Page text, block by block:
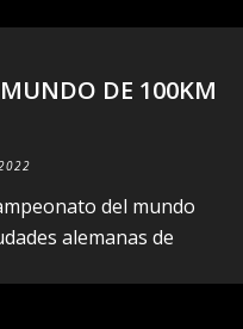
DE 100KM
del mundo
alemanas de